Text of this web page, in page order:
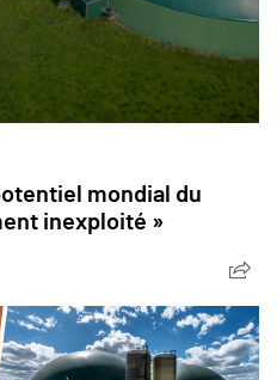
mondial du
inexploité »